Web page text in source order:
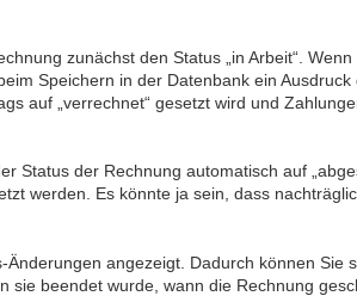
zunächst den Status „in Arbeit“.
Speichern in der Datenbank ein
auf „verrechnet“ gesetzt wird und
Status der Rechnung automatisch auf
werden. Es könnte ja sein, dass
Änderungen angezeigt. Dadurch können Sie
beendet wurde, wann die Rechnung